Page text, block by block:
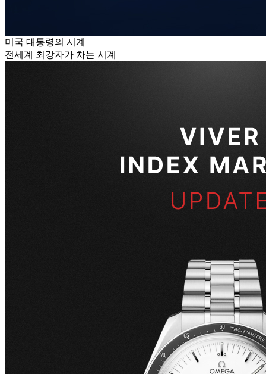
미국 대통령의 시계
전세계 최강자가 차는 시계